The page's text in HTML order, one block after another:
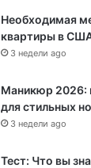
Необходимая
квартиры в
3 недели ago
Маникюр 2026:
для стильных
3 недели ago
Тест: Что вы